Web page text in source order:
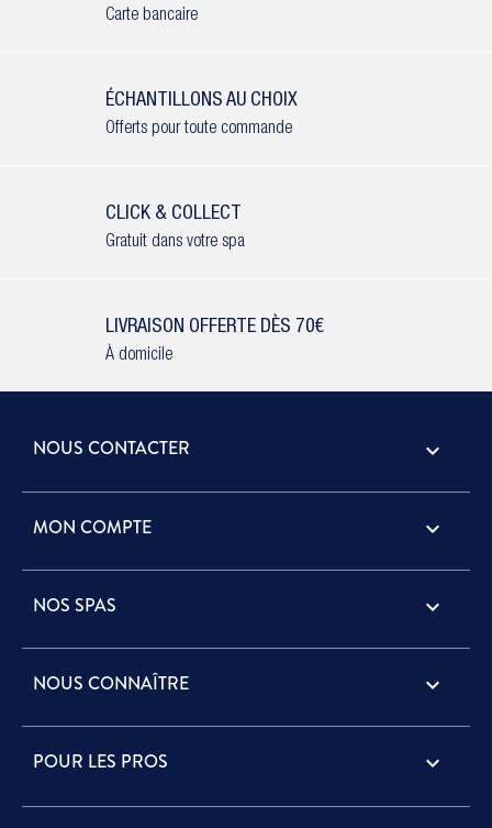
Carte bancaire
ÉCHANTILLONS AU CHOIX
Offerts pour toute commande
CLICK & COLLECT
Gratuit dans votre spa
LIVRAISON OFFERTE DÈS 70€
À domicile
NOUS CONTACTER keyboard_arrow_down
MON COMPTE 
NOS SPAS 
NOUS CONNAÎTRE 
POUR LES PROS 